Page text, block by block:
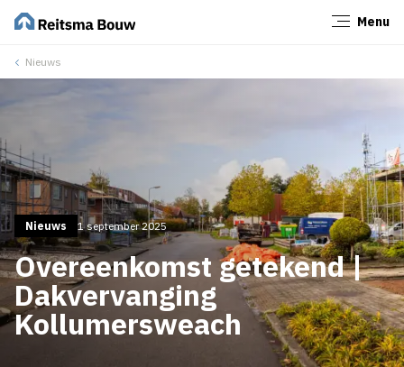
Menu
Nieuws
Nieuws 1 september 2025
Overeenkomst getekend |
Dakvervanging
Kollumersweach
Sluiten